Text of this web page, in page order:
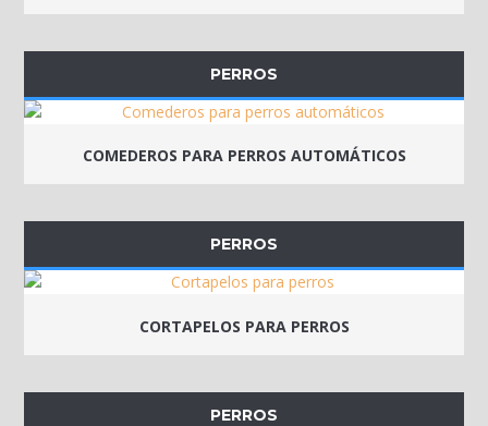
PERROS
COMEDEROS PARA PERROS AUTOMÁTICOS
PERROS
CORTAPELOS PARA PERROS
PERROS